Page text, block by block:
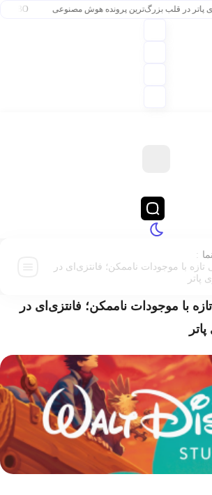
پرونده هوش مصنوعی HBO سنت قدیمی خود را برای پخش سریال هری پاتر تغییر داد
با موجودات ناممکن؛ فانتزی‌ای در
با موجودات ناممکن؛ فانتزی‌ای در